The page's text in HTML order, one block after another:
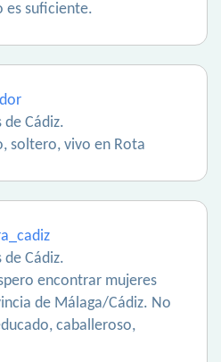
es suficiente.
de Cádiz.
soltero, vivo en Rota
de Cádiz.
encontrar mujeres
de Málaga/Cádiz. No
caballeroso,